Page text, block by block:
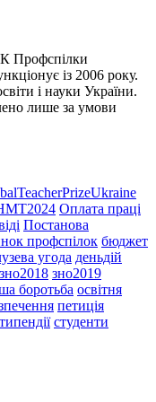
Профспілки
із 2006 року.
і науки України.
лише за умови
Оплата праці
Постанова
профспілок бюджет
угода деньдій
зно2018 зно2019
боротьба освітня
петиція
студенти